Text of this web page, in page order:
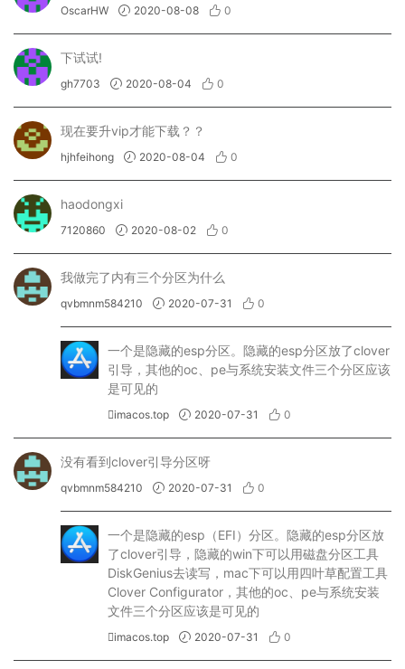
OscarHW 2020-08-08 0
下试试!
gh7703 2020-08-04 0
现在要升vip才能下载？？
hjhfeihong 2020-08-04 0
haodongxi
7120860 2020-08-02 0
我做完了内有三个分区为什么
qvbmnm584210 2020-07-31 0
一个是隐藏的esp分区。隐藏的esp分区放了clover
引导，其他的oc、pe与系统安装文件三个分区应该
是可见的
imacos.top 2020-07-31 0
没有看到clover引导分区呀
qvbmnm584210 2020-07-31 0
一个是隐藏的esp（EFI）分区。隐藏的esp分区放
了clover引导，隐藏的win下可以用磁盘分区工具
DiskGenius去读写，mac下可以用四叶草配置工具
Clover Configurator，其他的oc、pe与系统安装
文件三个分区应该是可见的
imacos.top 2020-07-31 0